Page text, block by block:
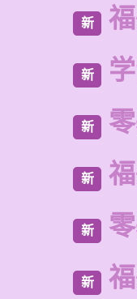
新
新
新
新
新
新